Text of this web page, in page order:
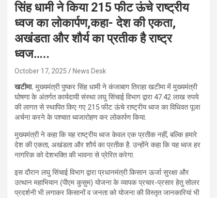
सिंह धामी ने किया 215 फीट ऊंचे राष्ट्रीय
ध्वज का लोकार्पण,कहा- देश की एकता,
अखंडता और शौर्य का प्रतीक है राष्ट्र
ध्वज…..
October 17, 2025 News Desk
खटीमा. मुख्यमंत्री पुष्कर सिंह धामी ने कंजाबाग तिराहा खटीमा में मुख्यमंत्री
घोषणा के अंतर्गत कार्यदायी संस्था लघु सिंचाई विभाग द्वारा 47.42 लाख रुपये
की लागत से स्थापित किए गए 215 फीट ऊंचे राष्ट्रीय ध्वज का विधिवत पूजा
अर्चना करने के पश्चात ध्वजारोहण कर लोकार्पण किया.
मुख्यमंत्री ने कहा कि यह राष्ट्रीय ध्वज केवल एक प्रतीक नहीं, बल्कि हमारे
देश की एकता, अखंडता और शौर्य का प्रतीक है. उन्होंने कहा कि यह ध्वज हर
नागरिक को देशभक्ति की भावना से प्रेरित करेगा.
इस दौरान लघु सिंचाई विभाग द्वारा प्रधानमंत्री किसान ऊर्जा सुरक्षा और
उत्थान महाभियान (पीएम कुसुम) योजना के व्यापक प्रचार-प्रसार हेतु सोलर
प्रदर्शनी भी लगाकर किसानों व जनता को योजना की विस्तृत जानकारियां भी